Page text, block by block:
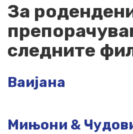
За
следните
Ваијана
Мињони &